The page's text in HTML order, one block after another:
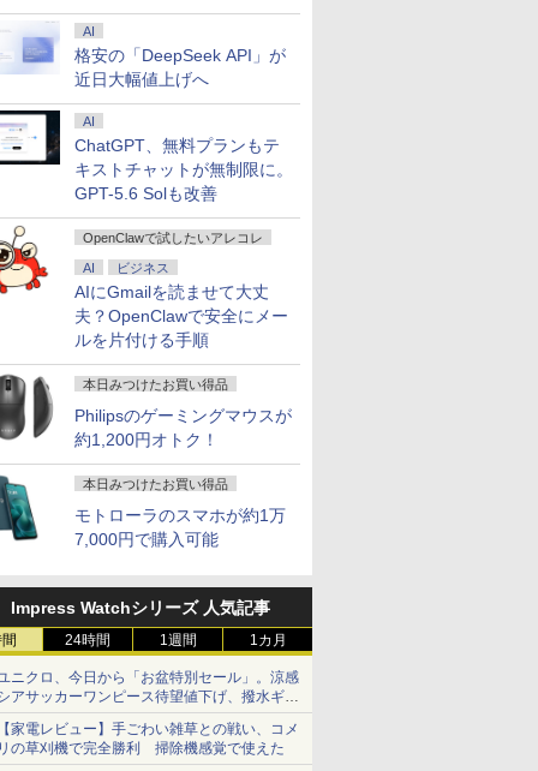
AI
格安の「DeepSeek API」が
近日大幅値上げへ
AI
ChatGPT、無料プランもテ
キストチャットが無制限に。
GPT-5.6 Solも改善
OpenClawで試したいアレコレ
AI ビジネス
AIにGmailを読ませて大丈
夫？OpenClawで安全にメー
ルを片付ける手順
本日みつけたお買い得品
Philipsのゲーミングマウスが
約1,200円オトク！
本日みつけたお買い得品
モトローラのスマホが約1万
7,000円で購入可能
Impress Watchシリーズ 人気記事
24時間 1週間 1カ月
ニクロ、今日から「お盆特別セール」。涼感
アサッカーワンピース待望値下げ、撥水ギア
ョーツは1990円に
家電レビュー】手ごわい雑草との戦い、コメ
の草刈機で完全勝利 掃除機感覚で使えた
チワイド液晶 フルHD
office付き Intel
6500Y メモリ8GB
USB3.0 HDMI
無線LAN
win11【NC14J】
2
本日超得 P5倍｜MS Office 2024 H&B
搭載｜中古 2in1 ノートパソコン
Windows11 Office付き｜HP Elite
Dragonfly 2in1｜Core i5 第8世代
8265U メモリ 8GB SSD 256GB 13.3型
カメラ LTE 対応｜中古 パソコン 2-in-
1 タブレットPC
￥49,800
料無料 中古パソコン
64bit 搭載 DELL
ズ（7010等） Core i7
メモリ
DVD-ROM/激安セール
2
＼11日まで限定価格／ゲーミングPC
セット 新品 RTX5060 Ryzen7 5700X
メモリ16GB SSD500GB Windows11
デスクトップPC モニター付き 23.8型
IPS 100Hz 1年保証 高性能 配信 動画編
パソコン デスクトップパソコン
￥181,070
チワイド液晶
系で品番は店
枠部分はなる
びます！
付属】【30
2
＼本日限定500円値下げ／＼
楽天1位！2026年最新の超軽
量超薄型／モバイルモニター
15.6インチ フルHD 4K
144Hz タッチパネル バッテ
選択 非光沢 IPSパネル Type-
C HDMI 軽量 薄型 リモート
ワーク ディスプレイ 持ち運
び ポータブルモニター
￥12,480
＼セール中6000円OFF／ グ
ニター ディスプレイ ホワイ
ト 23.8型 165Hz フルHD
ー 液晶 VESA 壁掛け 144hz
PS5 Switch PR02 GH-
ELCG238B-WH
のため
T.
7
みんなの日本語 初級2
第3版 本冊 [ スリーエ
￥2,750
8
杖と剣のウィストリア
（16） 【電子書籍】[
大森藤ノ ]
￥594